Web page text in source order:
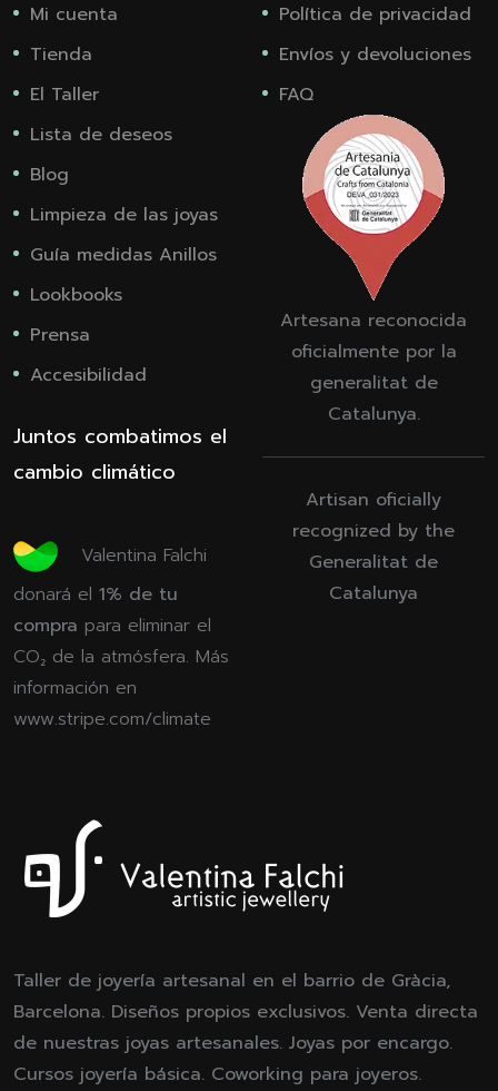
Mi cuenta
Tienda
El Taller
Lista de deseos
Blog
Limpieza de las joyas
Guía medidas Anillos
Lookbooks
Prensa
Accesibilidad
Juntos combatimos el
cambio climático
Valentina Falchi
donará el 1% de tu
compra para eliminar el
CO₂ de la atmósfera. Más
información en
www.stripe.com/climate
Política de privacidad
Envíos y devoluciones
FAQ
Artesana reconocida
oficialmente por la
generalitat de
Catalunya.
Artisan oficially
recognized by the
Generalitat de
Catalunya
Taller de joyería artesanal en el barrio de Gràcia,
Barcelona. Diseños propios exclusivos. Venta directa
de nuestras joyas artesanales. Joyas por encargo.
Cursos joyería básica. Coworking para joyeros.